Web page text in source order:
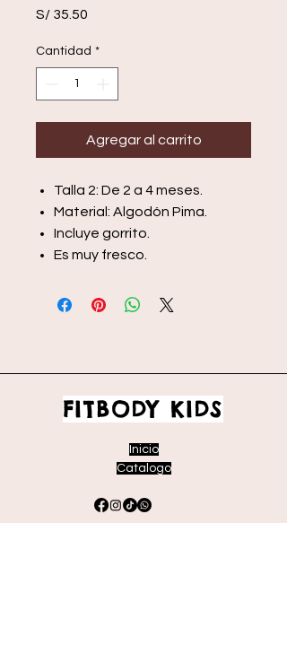
S/ 35.50
Cantidad *
Agregar al carrito
Talla 2: De 2 a 4 meses.
Material: Algodón Pima.
Incluye gorrito.
Es muy fresco.
FITBODY KIDS
Inicio
Catalogo